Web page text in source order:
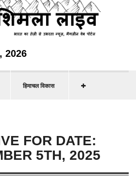
2026
हिमाचल विकास
FOR DATE:
5TH, 2025